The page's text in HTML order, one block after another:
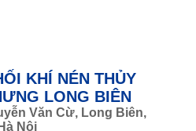
KHÍ NÉN THỦY
LONG BIÊN
Văn Cừ, Long Biên,
Hà Nội